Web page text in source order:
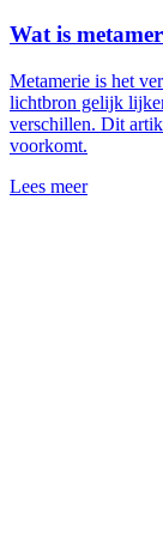
Wat is
Metamerie is het
lichtbron gelijk
verschillen. Dit
voorkomt.
Lees meer